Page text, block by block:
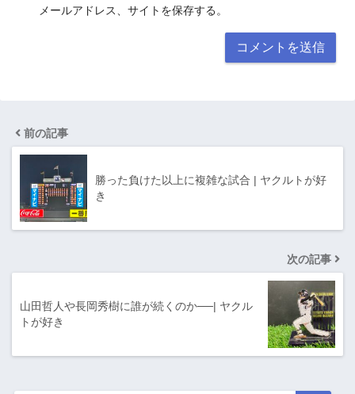
メールアドレス、サイトを保存する。
前の記事
勝った負けた以上に複雑な試合 | ヤクルトが好
き
次の記事
山田哲人や長岡秀樹に誰が続くのか──| ヤクル
トが好き